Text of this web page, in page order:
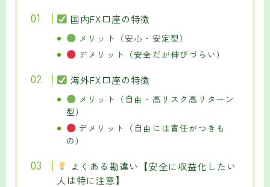
国内FX口座の特徴
メリット（安心・安定型）
デメリット（安全だが伸びづらい）
海外FX口座の特徴
メリット（自由・高リスク高リターン
型）
デメリット（自由には責任がつきも
の）
よくある勘違い【安全に収益化したい
人は特に注意】